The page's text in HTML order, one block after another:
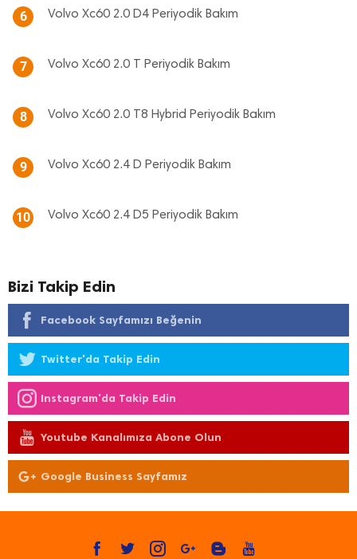
6 Volvo Xc60 2.0 D4 Periyodik Bakım
7 Volvo Xc60 2.0 T Periyodik Bakım
8 Volvo Xc60 2.0 T8 Hybrid Periyodik Bakım
9 Volvo Xc60 2.4 D Periyodik Bakım
10 Volvo Xc60 2.4 D5 Periyodik Bakım
Bizi Takip Edin
Facebook Sayfamızı Beğenin
Twitter'da Takip Edin
Instagram'da Takip Edin
Youtube Kanalımıza Abone Olun
Google Business Sayfamız